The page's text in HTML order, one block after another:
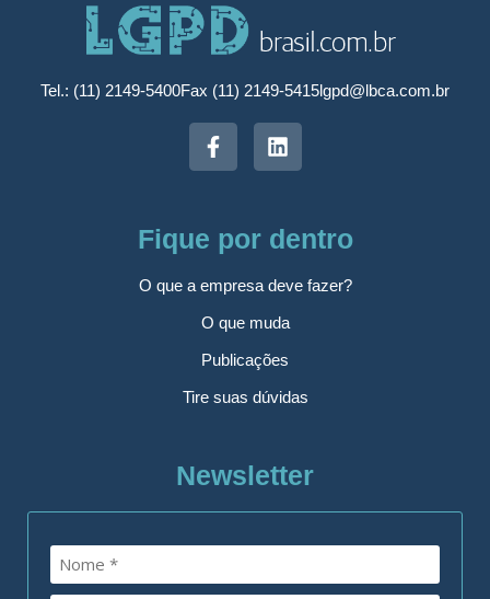
Tel.: (11) 2149-5400Fax (11) 2149-5415lgpd@lbca.com.br
Fique por dentro
O que a empresa deve fazer?
O que muda
Publicações
Tire suas dúvidas
Newsletter